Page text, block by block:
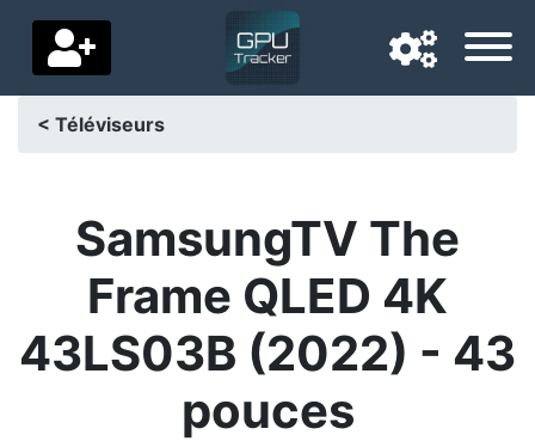
Pays de livraison
Accueil
Baisses de prix
Paramètres
< Téléviseurs
SamsungTV The
Frame QLED 4K
43LS03B (2022) - 43
pouces